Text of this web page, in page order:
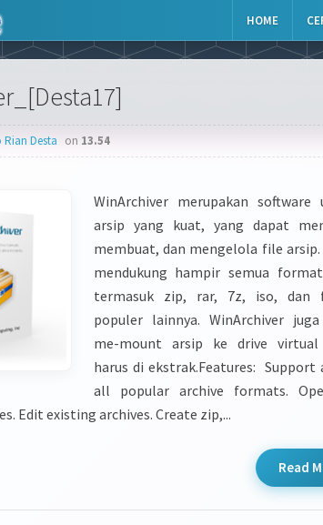
HOME
Desta on 13.54
WinArchiver merupakan software
arsip yang kuat, yang dapat
membuat, dan mengelola file
mendukung hampir semua
termasuk zip, rar, 7z, iso, dan
populer lainnya. WinArchiver
me-mount arsip ke drive
harus di ekstrak.Features: Support
all popular archive formats.
Edit existing archives. Create zip,...
Read